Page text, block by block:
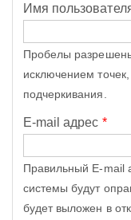
Имя
Пробелы
исключением
подчеркивания.
E-mail адрес *
Правильный E-mail
системы будут
будет выложен в